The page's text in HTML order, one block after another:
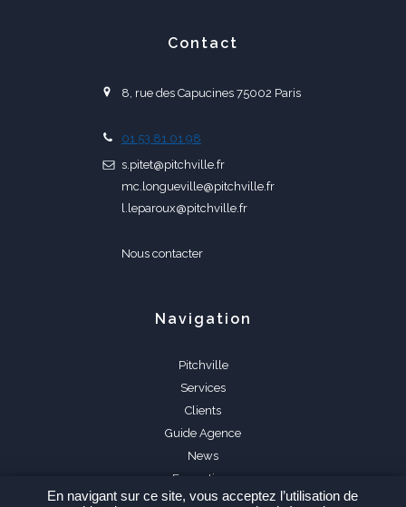
Contact
8, rue des Capucines 75002 Paris
01 53 81 01 98
s.pitet@pitchville.fr
mc.longueville@pitchville.fr
l.leparoux@pitchville.fr
Nous contacter
Navigation
Pitchville
Services
Clients
Guide Agence
News
Formations
FAQ
En navigant sur ce site, vous acceptez l’utilisation de